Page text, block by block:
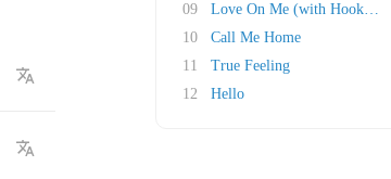
09
Love On Me (with Hook N
10
Call Me Home
11
True Feeling
12
Hello